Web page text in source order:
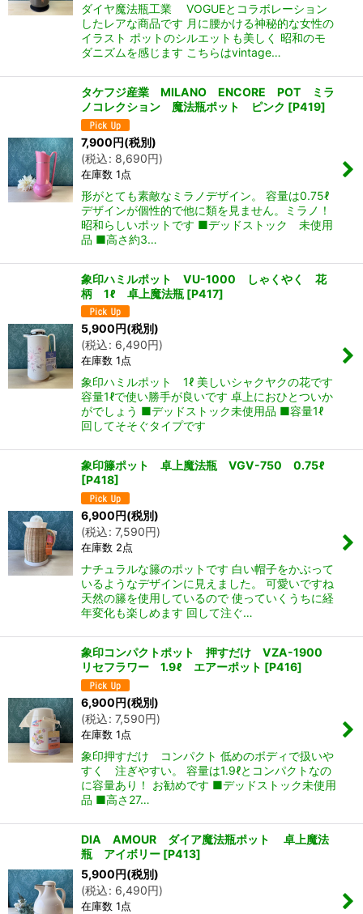
ダイヤ魔法瓶工業 VOGUEとコラボレーション
したレアな商品です 月に腰かける神秘的な女性の
イラスト ポットのシルエットも美しく 昭和のモ
ダニズムを感じます こちらはvintage…
タケフジ産業 MILANO ENCORE POT ミラ
ノコレクション 魔法瓶ポット ピンク [P419]
7,900円(税別)
(税込: 8,690円)
在庫数 1点
形がとても素敵なミラノデザイン。 容量は0.75ℓ
デザインが個性的で他に類を見ません。ミラノ！
昭和らしいポットです ■デッドストック 未使用
品 ■高さ約3…
象印ハミルポット VU-1000 しゃくやく 花
柄 1ℓ 卓上魔法瓶 [P417]
5,900円(税別)
(税込: 6,490円)
在庫数 1点
象印ハミルポット 1ℓ 美しいシャクヤクの花です
容量1ℓで使い勝手が良いです 卓上におひとついか
がでしょう ■デッドストック未使用品 ■容量1ℓ
回してそそぐタイプです
象印籐ポット 卓上魔法瓶 VGV-750 0.75ℓ
[P418]
6,900円(税別)
(税込: 7,590円)
在庫数 2点
ナチュラルな籐のポットです 白い帽子をかぶって
いるようなデザインに見えました。 可愛いですね
天然の籐を使用しているので 使っていくうちに経
年変化も楽しめます 回して注ぐ…
象印コンパクトポット 押すだけ VZA-1900
リセフラワー 1.9ℓ エアーポット [P416]
6,900円(税別)
(税込: 7,590円)
在庫数 1点
象印押すだけ コンパクト 低めのボディで扱いや
すく 注ぎやすい。 容量は1.9ℓとコンパクトなの
に容量あり！ お勧めです ■デッドストック未使用
品 ■高さ27…
DIA AMOUR ダイア魔法瓶ポット 卓上魔法
瓶 アイボリー [P413]
5,900円(税別)
(税込: 6,490円)
在庫数 1点